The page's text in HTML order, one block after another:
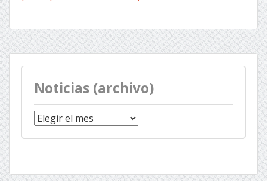
Noticias (archivo)
Noticias
(archivo)